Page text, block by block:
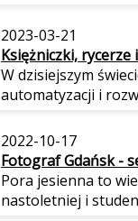
2023-03-21
Księżniczki, rycerze
W dzisiejszym
automatyzacji i
2022-10-17
Fotograf Gdańsk -
Pora jesienna to
nastoletniej i